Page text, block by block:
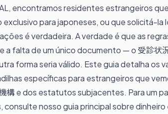
encontramos residentes estrangeiros
para japoneses, ou que solicitá-la
é verdadeira. A verdade é que as
a falta de um único documento — o 受診状
forma seria válido. Este guia detalha os
específicas para estrangeiros que
構 e dos estatutos subjacentes. Para um
consulte nossoguia principal sobre